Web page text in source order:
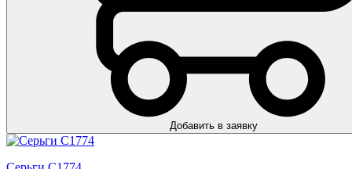
Добавить в заявку